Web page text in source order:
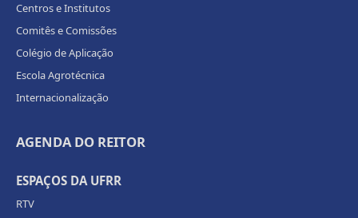
Centros e Institutos
Comitês e Comissões
Colégio de Aplicação
Escola Agrotécnica
Internacionalização
AGENDA DO REITOR
ESPAÇOS DA UFRR
RTV